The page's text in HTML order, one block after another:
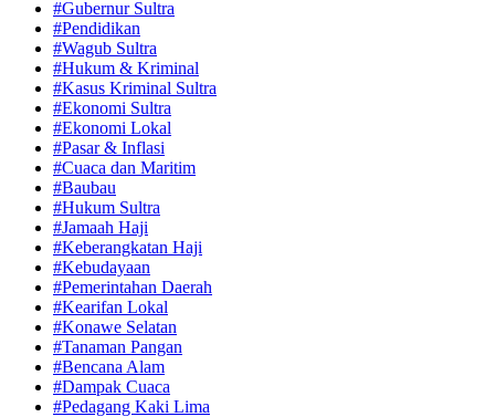
#Gubernur Sultra
#Pendidikan
#Wagub Sultra
#Hukum & Kriminal
#Kasus Kriminal Sultra
#Ekonomi Sultra
#Ekonomi Lokal
#Pasar & Inflasi
#Cuaca dan Maritim
#Baubau
#Hukum Sultra
#Jamaah Haji
#Keberangkatan Haji
#Kebudayaan
#Pemerintahan Daerah
#Kearifan Lokal
#Konawe Selatan
#Tanaman Pangan
#Bencana Alam
#Dampak Cuaca
#Pedagang Kaki Lima